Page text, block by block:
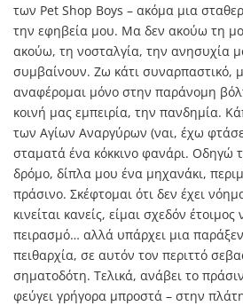
των Pet Shop Boys – ακόμα μια
την εφηβεία μου. Μα δεν ακούω τη
ακούω, τη νοσταλγία, την ανησυχία
συμβαίνουν. Ζω κάτι συναρπαστικό,
αναφέρομαι μόνο στην παράνομη
κοινή μας εμπειρία, την πανδημία.
των Αγίων Αναργύρων (ναι, έχω
σταματά ένα κόκκινο φανάρι. Οδηγώ
δρόμο, δίπλα μου ένα μηχανάκι,
πράσινο. Σκέφτομαι ότι δεν έχει
κινείται κανείς, είμαι σχεδόν
πειρασμό… αλλά υπάρχει μια
πειθαρχία, σε αυτόν τον περιττό
σηματοδότη. Τελικά, ανάβει το
φεύγει γρήγορα μπροστά – στην